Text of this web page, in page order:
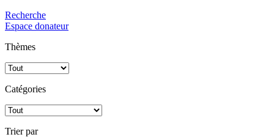
Recherche
Espace donateur
Thèmes
Catégories
Trier par